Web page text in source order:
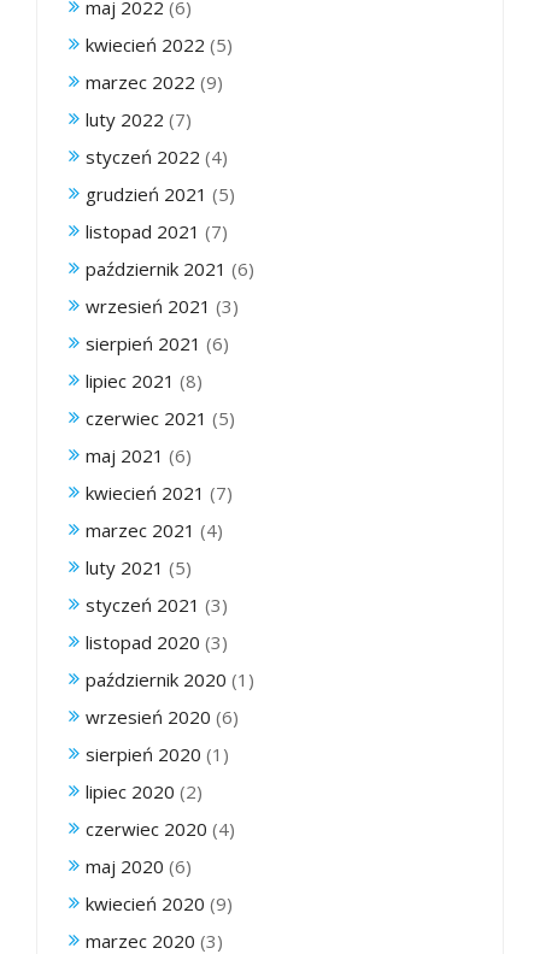
maj 2022 (6)
kwiecień 2022 (5)
marzec 2022 (9)
luty 2022 (7)
styczeń 2022 (4)
grudzień 2021 (5)
listopad 2021 (7)
październik 2021 (6)
wrzesień 2021 (3)
sierpień 2021 (6)
lipiec 2021 (8)
czerwiec 2021 (5)
maj 2021 (6)
kwiecień 2021 (7)
marzec 2021 (4)
luty 2021 (5)
styczeń 2021 (3)
listopad 2020 (3)
październik 2020 (1)
wrzesień 2020 (6)
sierpień 2020 (1)
lipiec 2020 (2)
czerwiec 2020 (4)
maj 2020 (6)
kwiecień 2020 (9)
marzec 2020 (3)